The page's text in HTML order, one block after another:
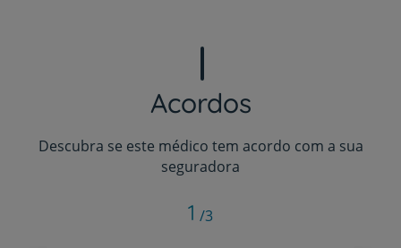
Acordos
Descubra se este médico tem acordo com a sua
seguradora
1 /3